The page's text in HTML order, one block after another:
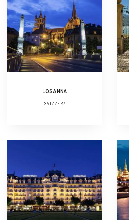
LOSANNA
SVIZZERA